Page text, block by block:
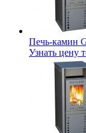
Печь-камин
Узнать цену